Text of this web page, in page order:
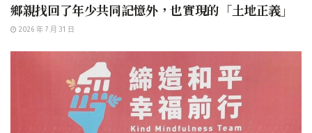
鄉親找回了年少共同記憶外，也實現的「土地正義」
2026 年 7 月 31 日